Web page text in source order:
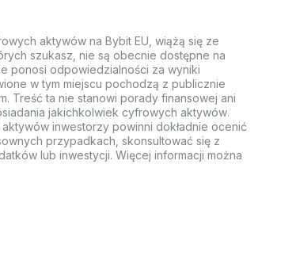
aktywów na Bybit EU, wiążą się ze
szukasz, nie są obecnie dostępne na
ponosi odpowiedzialności za wyniki
w tym miejscu pochodzą z publicznie
Treść ta nie stanowi porady finansowej ani
jakichkolwiek cyfrowych aktywów.
inwestorzy powinni dokładnie ocenić
przypadkach, skonsultować się z
lub inwestycji. Więcej informacji można